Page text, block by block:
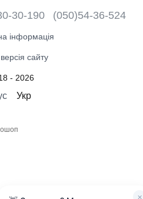
30-190 (050)54-36-524
інформація
сайту
- 2026
Укр
×